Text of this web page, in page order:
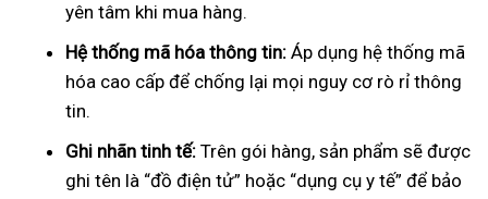
yên tâm khi mua hàng.
Hệ thống mã hóa thông tin: Áp dụng hệ thống mã
hóa cao cấp để chống lại mọi nguy cơ rò rỉ thông
tin.
Ghi nhãn tinh tế: Trên gói hàng, sản phẩm sẽ được
ghi tên là “đồ điện tử” hoặc “dụng cụ y tế” để bảo